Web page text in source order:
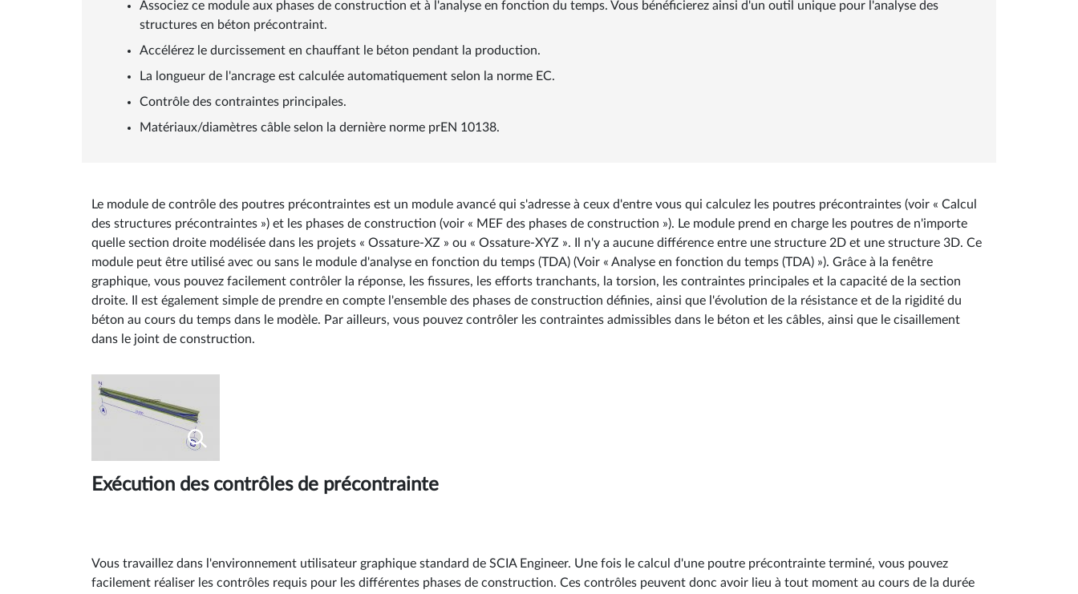
Associez ce module aux phases de construction et à l'analyse en fonction du temps. Vous bénéficierez ainsi d'un outil unique pour l'analyse des
structures en béton précontraint.
Accélérez le durcissement en chauffant le béton pendant la production.
La longueur de l'ancrage est calculée automatiquement selon la norme EC.
Contrôle des contraintes principales.
Matériaux/diamètres câble selon la dernière norme prEN 10138.
Le module de contrôle des poutres précontraintes est un module avancé qui s'adresse à ceux d'entre vous qui calculez les poutres précontraintes (voir « Calcul
des structures précontraintes ») et les phases de construction (voir « MEF des phases de construction »). Le module prend en charge les poutres de n'importe
quelle section droite modélisée dans les projets « Ossature-XZ » ou « Ossature-XYZ ». Il n'y a aucune différence entre une structure 2D et une structure 3D. Ce
module peut être utilisé avec ou sans le module d'analyse en fonction du temps (TDA) (Voir « Analyse en fonction du temps (TDA) »). Grâce à la fenêtre
graphique, vous pouvez facilement contrôler la réponse, les fissures, les efforts tranchants, la torsion, les contraintes principales et la capacité de la section
droite. Il est également simple de prendre en compte l'ensemble des phases de construction définies, ainsi que l'évolution de la résistance et de la rigidité du
béton au cours du temps dans le modèle. Par ailleurs, vous pouvez contrôler les contraintes admissibles dans le béton et les câbles, ainsi que le cisaillement
dans le joint de construction.
Exécution des contrôles de précontrainte
Vous travaillez dans l'environnement utilisateur graphique standard de SCIA Engineer. Une fois le calcul d'une poutre précontrainte terminé, vous pouvez
facilement réaliser les contrôles requis pour les différentes phases de construction. Ces contrôles peuvent donc avoir lieu à tout moment au cours de la durée